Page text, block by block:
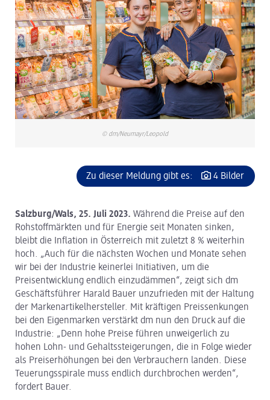
© dm/Neumayr/Leopold
Zu dieser Meldung gibt es: 4 Bilder
Salzburg/Wals, 25. Juli 2023. Während die Preise auf den
Rohstoffmärkten und für Energie seit Monaten sinken,
bleibt die Inflation in Österreich mit zuletzt 8 % weiterhin
hoch. „Auch für die nächsten Wochen und Monate sehen
wir bei der Industrie keinerlei Initiativen, um die
Preisentwicklung endlich einzudämmen“, zeigt sich dm
Geschäftsführer Harald Bauer unzufrieden mit der Haltung
der Markenartikelhersteller. Mit kräftigen Preissenkungen
bei den Eigenmarken verstärkt dm nun den Druck auf die
Industrie: „Denn hohe Preise führen unweigerlich zu
hohen Lohn- und Gehaltssteigerungen, die in Folge wieder
als Preiserhöhungen bei den Verbrauchern landen. Diese
Teuerungsspirale muss endlich durchbrochen werden“,
fordert Bauer.